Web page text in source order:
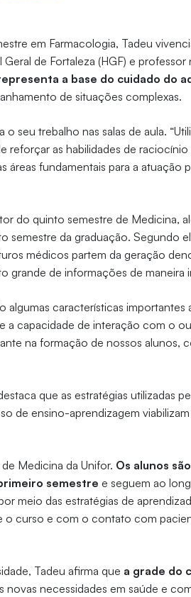
em Farmacologia, Tadeu
de Fortaleza (HGF) e professor
a base do cuidado do
de situações complexas.
seu trebalho nas salas de aula.
reforçar as habilidades de
áreas fundamentais para a atuação
do quinto semestre de Medicina,
semestre da graduação. Segundo
médicos partem da geração
grande de informações de maneira
algumas características
a capacidade de interação com o
na formação de nossos alunos,
que as estratégias utilizadas
de ensino-aprendizagem
Medicina da Unifor. Os alunos
semestre e seguem ao
meio das estratégias de
o curso e com o contato com
Tadeu afirma que a grade do
novas necessidades em saúde e